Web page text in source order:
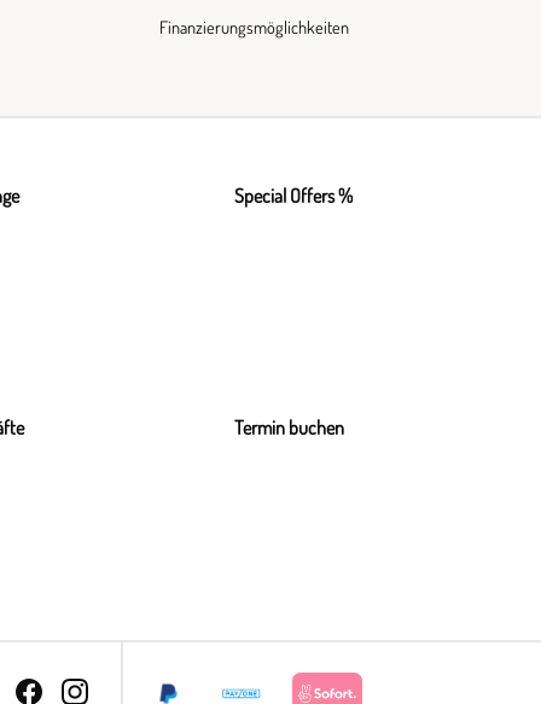
Finanzierungsmöglichkeiten
Special Offers %
Termin buchen